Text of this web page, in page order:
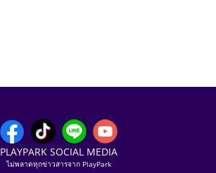
PLAYPARK SOCIAL MEDIA
ไม่พลาดทุกข่าวสารจาก PlayPark